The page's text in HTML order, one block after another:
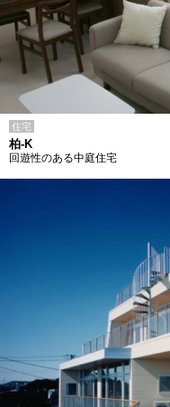
住宅
柏-K
回遊性のある中庭住宅